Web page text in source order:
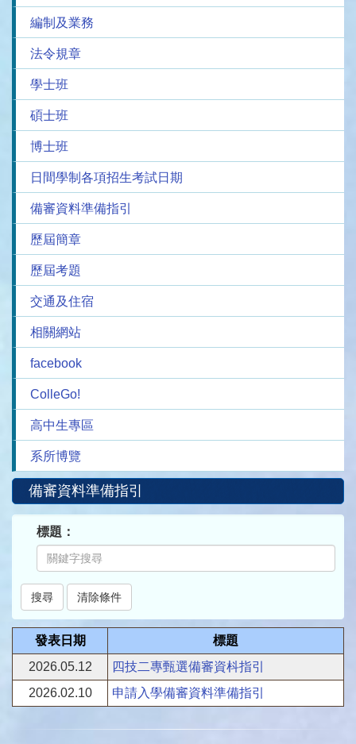
編制及業務
法令規章
學士班
碩士班
博士班
日間學制各項招生考試日期
備審資料準備指引
歷屆簡章
歷屆考題
交通及住宿
相關網站
facebook
ColleGo!
高中生專區
系所博覽
備審資料準備指引
標題：
發表日期
標題
2026.05.12
四技二專甄選備審資枓指引
2026.02.10
申請入學備審資料準備指引